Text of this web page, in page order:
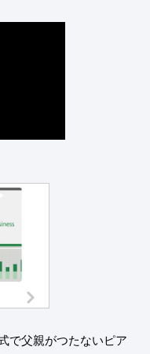
で父親がつたないピア